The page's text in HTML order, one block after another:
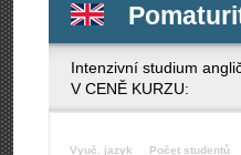
Intenzivní studium
V CENĚ KURZU:
Vyuč. jazyk Počet studentů